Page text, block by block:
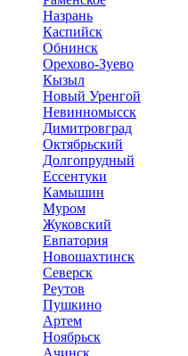
Назрань
Каспийск
Обнинск
Орехово-Зуево
Кызыл
Новый Уренгой
Невинномысск
Димитровград
Октябрьский
Долгопрудный
Ессентуки
Камышин
Муром
Жуковский
Евпатория
Новошахтинск
Северск
Реутов
Пушкино
Артем
Ноябрьск
Ачинск